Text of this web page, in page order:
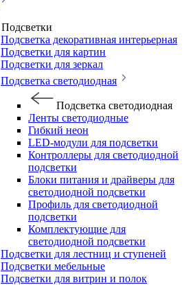
Подсветки
Подсветка декоративная интерьерная
Подсветки для картин
Подсветки для зеркал
Подсветка светодиодная
Подсветка светодиодная
Ленты светодиодные
Гибкий неон
LED-модули для подсветки
Контроллеры для светодиодной
подсветки
Блоки питания и драйверы для
светодиодной подсветки
Профиль для светодиодной
подсветки
Комплектующие для
светодиодной подсветки
Подсветки для лестниц и ступеней
Подсветки мебельные
Подсветки для витрин и полок